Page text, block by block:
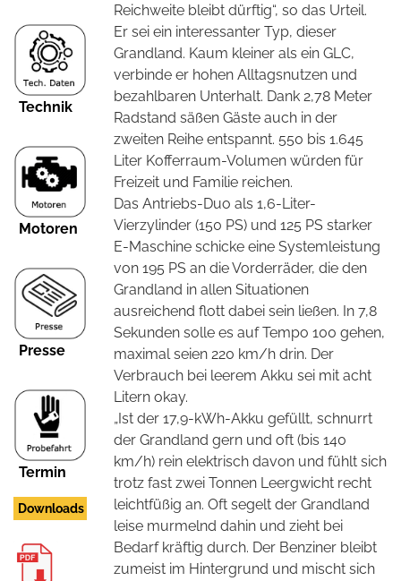
Technik
Motoren
Presse
Termin
Downloads
Reichweite bleibt dürftig“, so das Urteil.
Er sei ein interessanter Typ, dieser
Grandland. Kaum kleiner als ein GLC,
verbinde er hohen Alltagsnutzen und
bezahlbaren Unterhalt. Dank 2,78 Meter
Radstand säßen Gäste auch in der
zweiten Reihe entspannt. 550 bis 1.645
Liter Kofferraum-Volumen würden für
Freizeit und Familie reichen.
Das Antriebs-Duo als 1,6-Liter-
Vierzylinder (150 PS) und 125 PS starker
E-Maschine schicke eine Systemleistung
von 195 PS an die Vorderräder, die den
Grandland in allen Situationen
ausreichend flott dabei sein ließen. In 7,8
Sekunden solle es auf Tempo 100 gehen,
maximal seien 220 km/h drin. Der
Verbrauch bei leerem Akku sei mit acht
Litern okay.
„Ist der 17,9-kWh-Akku gefüllt, schnurrt
der Grandland gern und oft (bis 140
km/h) rein elektrisch davon und fühlt sich
trotz fast zwei Tonnen Leergwicht recht
leichtfüßig an. Oft segelt der Grandland
leise murmelnd dahin und zieht bei
Bedarf kräftig durch. Der Benziner bleibt
zumeist im Hintergrund und mischt sich